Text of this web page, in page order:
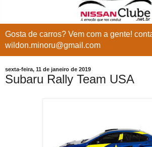
Gosta de carros? Vem com a gente!
wildon.minoru@gmail.com
sexta-feira, 11 de janeiro de 2019
Subaru Rally Team USA